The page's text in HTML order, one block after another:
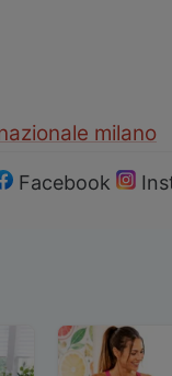
milano
Facebook